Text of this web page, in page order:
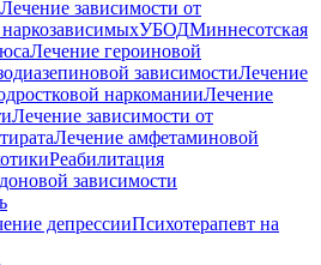
Лечение зависимости от
УБОДМиннесотская
Лечение героиновой
зависимостиЛечение
наркоманииЛечение
Лечение зависимости от
Лечение амфетаминовой
Реабилитация
зависимости
депрессииПсихотерапевт на